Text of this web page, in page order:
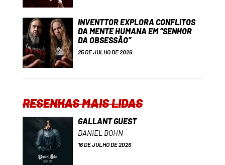
INVENTTOR EXPLORA CONFLITOS
DA MENTE HUMANA EM “SENHOR
DA OBSESSÃO”
25 DE JULHO DE 2026
RESENHAS MAIS LIDAS
GALLANT GUEST
DANIEL BOHN
16 DE JULHO DE 2026